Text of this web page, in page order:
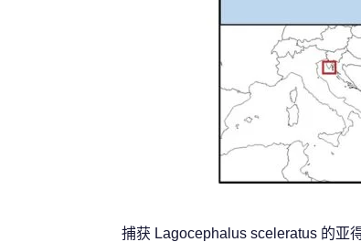
捕获 Lagocephalus sceleratus 的亚